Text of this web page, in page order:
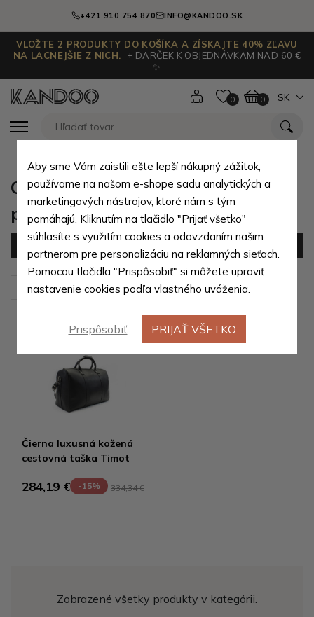
+421 910 754 870 INFO@KANDOO.SK
VLOŽTE 2 PRODUKTY DO KOŠÍKA A ZÍSKAJTE 40% ZĽAVU
NA LACNEJŠIE Z NICH.
+ DARČEK K OBJEDNÁVKAM NAD 60 €
✨
0 0 SK
Cestovné tašky cez rameno z
prírodnej pravej kože
(1 produktov)
Zoradiť podľa: Predvolené
Čierna luxusná kožená
cestovná taška Timot
284,19 € -15% 334,34 €
Zobrazené všetky produkty v kategórii.
Aby sme Vám zaistili ešte lepší nákupný zážitok,
používame na našom e-shope sadu analytických a
marketingových nástrojov, ktoré nám s tým
pomáhajú. Kliknutím na tlačidlo "Prijať všetko"
súhlasíte s využitím cookies a odovzdaním našim
partnerom pre personalizáciu na reklamných sieťach.
Pomocou tlačidla "Prispôsobiť" si môžete upraviť
nastavenie cookies podľa vlastného uváženia.
Prispôsobiť PRIJAŤ VŠETKO